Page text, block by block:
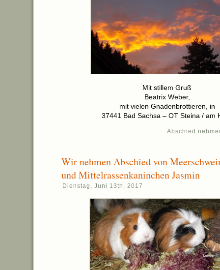
Mit stillem Gruß
Beatrix Weber,
mit vielen Gnadenbrottieren, in
37441 Bad Sachsa – OT Steina / am
Abschied
Wir nehmen Abschied von
und Mittelrassenkaninchen Jasmin
Dienstag, Juni 13th, 2017